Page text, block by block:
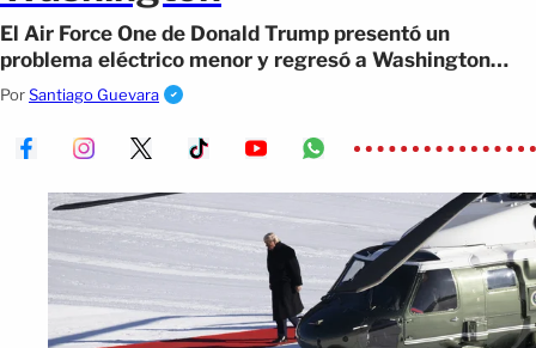
El Air Force One de Donald Trump presentó un
problema eléctrico menor y regresó a Washington
para cambiar de aeronave.
PorSantiago Guevara